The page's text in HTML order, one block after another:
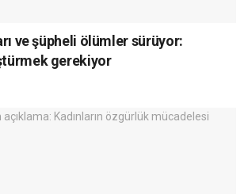
ve şüpheli ölümler sürüyor:
gerekiyor